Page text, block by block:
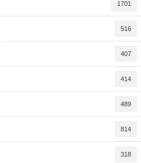
1701
516
407
414
489
814
318